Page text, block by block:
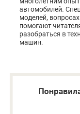
автомобилей.
моделей,
помогают
разобраться в
машин.